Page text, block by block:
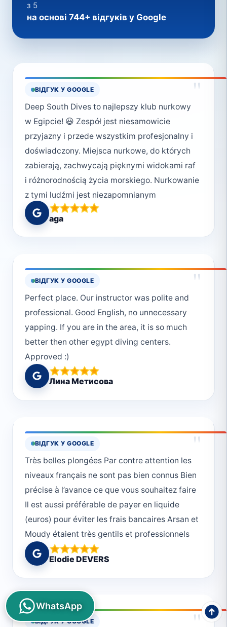
з 5
на основі 744+ відгуків у Google
ВІДГУК У GOOGLE "
Deep South Dives to najlepszy klub nurkowy
w Egipcie! 😃 Zespół jest niesamowicie
przyjazny i przede wszystkim profesjonalny i
doświadczony. Miejsca nurkowe, do których
zabierają, zachwycają pięknymi widokami raf
i różnorodnością życia morskiego. Nurkowanie
z tymi ludźmi jest niezapomnianym
przeżyciem, które polecam każdemu
wybierającemu się do Marsa Alam. Do
zobaczenia 😄
aga
ВІДГУК У GOOGLE "
Perfect place. Our instructor was polite and
professional. Good English, no unnecessary
yapping. If you are in the area, it is so much
better then other egypt diving centers.
Approved :)
Лина Метисова
ВІДГУК У GOOGLE "
Très belles plongées Par contre attention les
niveaux français ne sont pas bien connus Bien
précise à l’avance ce que vous souhaitez faire
Il est aussi préférable de payer en liquide
(euros) pour éviter les frais bancaires Arsan et
Moudy étaient très gentils et professionnels
Elodie DEVERS
ВІДГУК У GOOGLE
WhatsApp